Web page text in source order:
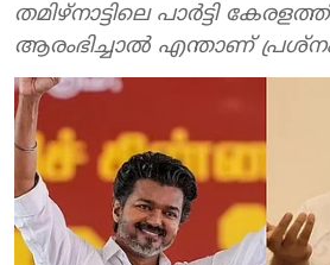
തമിഴ്നാട്ടിലെ പാര്‍ട്ടി
ആരംഭിച്ചാല്‍ എന്താണ്